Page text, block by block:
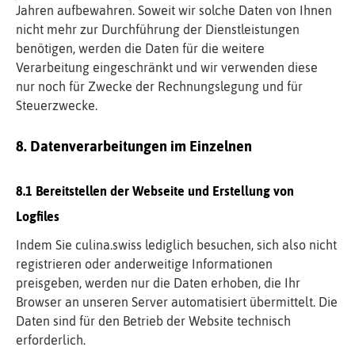
Jahren aufbewahren. Soweit wir solche Daten von Ihnen
nicht mehr zur Durchführung der Dienstleistungen
benötigen, werden die Daten für die weitere
Verarbeitung eingeschränkt und wir verwenden diese
nur noch für Zwecke der Rechnungslegung und für
Steuerzwecke.
Datenverarbeitungen im Einzelnen
Bereitstellen der Webseite und Erstellung von
Logfiles
Indem Sie culina.swiss lediglich besuchen, sich also nicht
registrieren oder anderweitige Informationen
preisgeben, werden nur die Daten erhoben, die Ihr
Browser an unseren Server automatisiert übermittelt. Die
Daten sind für den Betrieb der Website technisch
erforderlich.